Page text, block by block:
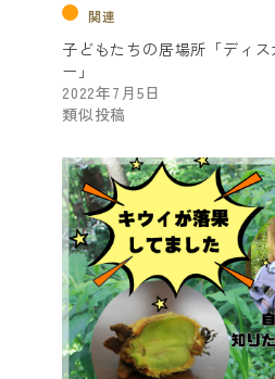
関連
子どもたちの居場所「ディ
ー」
2022年7月5日
類似投稿